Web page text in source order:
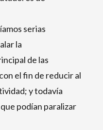
serias
la
de las
el fin de reducir al
y todavía
podían paralizar